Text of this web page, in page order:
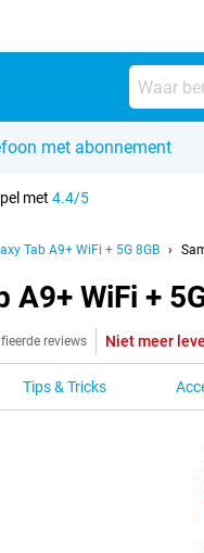
met abonnement
met4.4/5
Tab A9+ WiFi + 5G 8GB
A9+ WiFi +
reviews Niet meer
Tips & Tricks